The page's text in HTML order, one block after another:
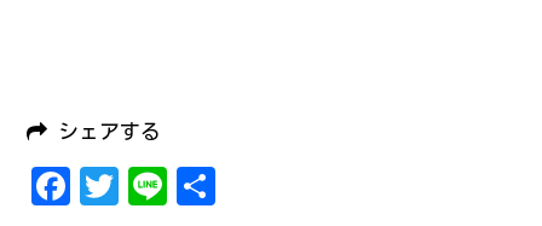
シェアする
Facebook
Twitter
Line